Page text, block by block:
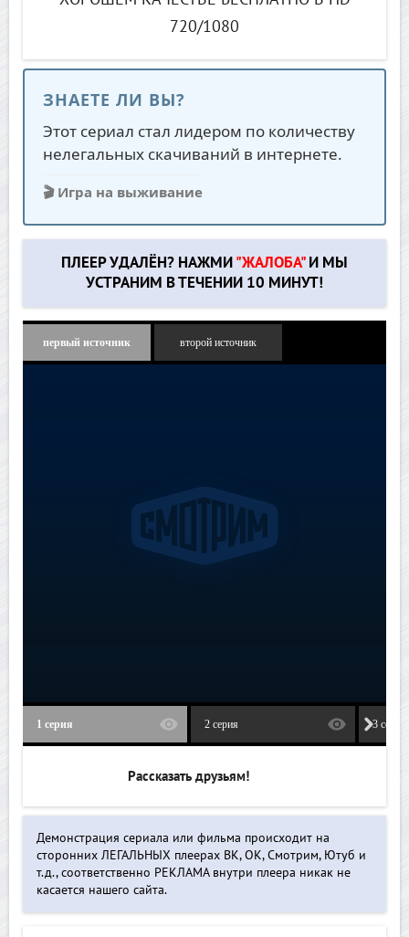
720/1080
ЗНАЕТЕ ЛИ ВЫ?
Этот сериал стал лидером по количеству
нелегальных скачиваний в интернете.
🎬 Игра на выживание
ПЛЕЕР УДАЛЁН? НАЖМИ "ЖАЛОБА"И МЫ
УСТРАНИМ В ТЕЧЕНИИ 10 МИНУТ!
первый источник второй источник
1 серия 2 серия 3 серия
Рассказать друзьям!
Демонстрация сериала или фильма происходит на
сторонних ЛЕГАЛЬНЫХ плеерах ВК, ОК, Смотрим, Ютуб и
т.д., соответственно РЕКЛАМА внутри плеера никак не
касается нашего сайта.